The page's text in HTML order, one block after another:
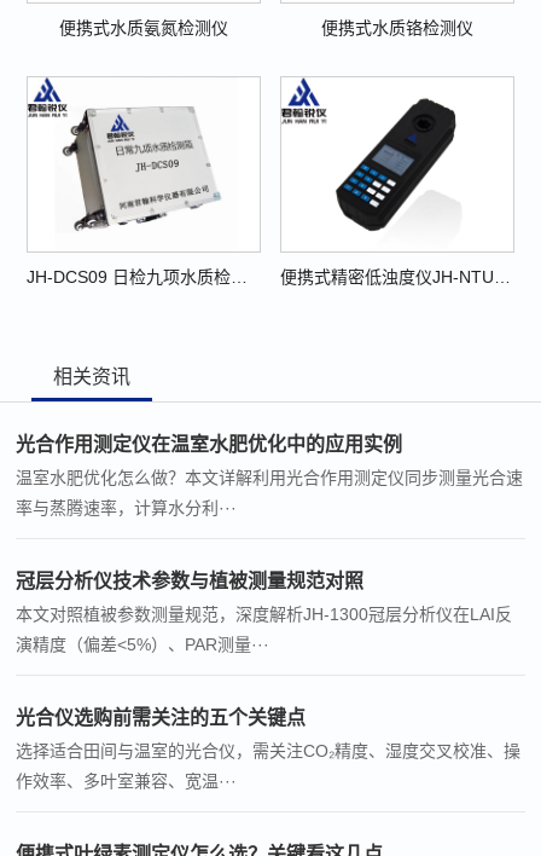
便携式水质氨氮检测仪 便携式水质铬检测仪
JH-DCS09 日检九项水质检测箱
相关资讯
光合作用测定仪在温室水肥优化中的应用实例
温室水肥优化怎么做？本文详解利用光合作用测定仪同步测量光合速
率与蒸腾速率，计算水分利···
冠层分析仪技术参数与植被测量规范对照
本文对照植被参数测量规范，深度解析JH-1300冠层分析仪在LAI反
演精度（偏差<5%）、PAR测量···
光合仪选购前需关注的五个关键点
选择适合田间与温室的光合仪，需关注CO₂精度、湿度交叉校准、操
作效率、多叶室兼容、宽温···